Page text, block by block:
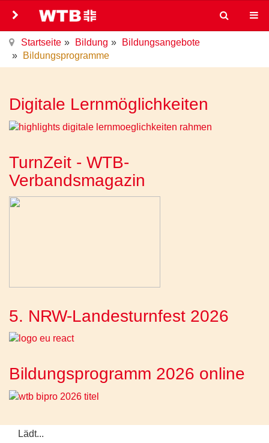
Startseite Bildung
Bildungsangebote
Bildungsprogramme
Digitale Lernmöglichkeiten
TurnZeit - WTB-
Verbandsmagazin
5. NRW-Landesturnfest 2026
Bildungsprogramm 2026 online
Lädt...